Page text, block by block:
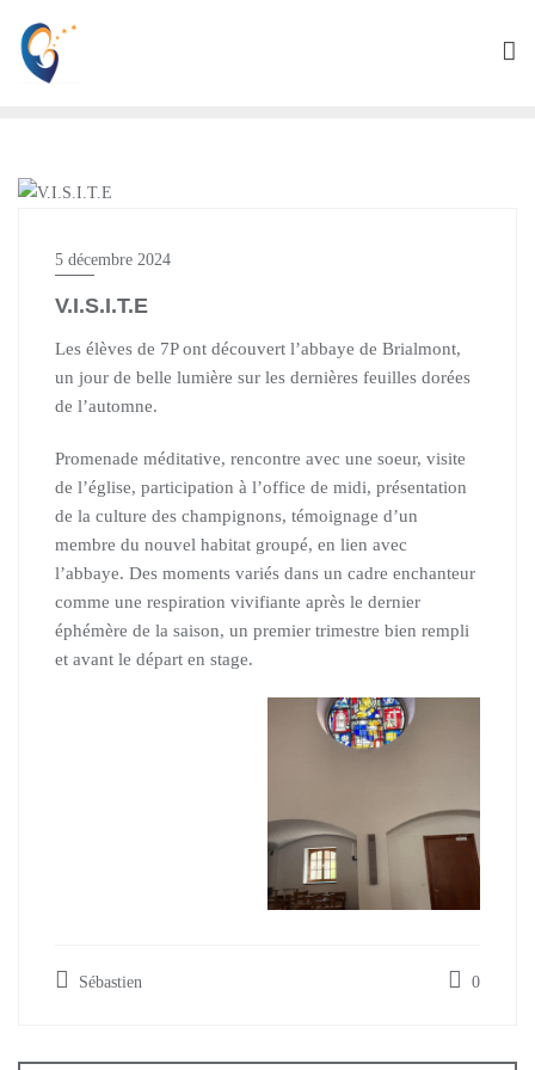
5 décembre 2024
V.I.S.I.T.E
Les élèves de 7P ont découvert l’abbaye de Brialmont,
un jour de belle lumière sur les dernières feuilles dorées
de l’automne.
Promenade méditative, rencontre avec une soeur, visite
de l’église, participation à l’office de midi, présentation
de la culture des champignons, témoignage d’un
membre du nouvel habitat groupé, en lien avec
l’abbaye. Des moments variés dans un cadre enchanteur
comme une respiration vivifiante après le dernier
éphémère de la saison, un premier trimestre bien rempli
et avant le départ en stage.
Sébastien 0